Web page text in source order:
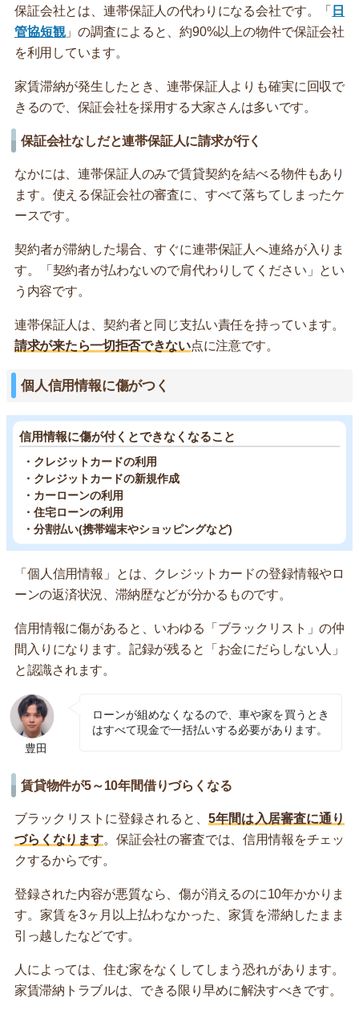
保証会社とは、連帯保証人の代わりになる会社です。「 日
管協短観」の調査によると、約90%以上の物件で保証会社
を利用しています。
家賃滞納が発生したとき、連帯保証人よりも確実に回収で
きるので、保証会社を採用する大家さんは多いです。
保証会社なしだと連帯保証人に請求が行く
なかには、連帯保証人のみで賃貸契約を結べる物件もあり
ます。使える保証会社の審査に、すべて落ちてしまったケ
ースです。
契約者が滞納した場合、すぐに連帯保証人へ連絡が入りま
す。「契約者が払わないので肩代わりしてください」とい
う内容です。
連帯保証人は、契約者と同じ支払い責任を持っています。
請求が来たら一切拒否できない点に注意です。
個人信用情報に傷がつく
信用情報に傷が付くとできなくなること
・クレジットカードの利用
・クレジットカードの新規作成
・カーローンの利用
・住宅ローンの利用
・分割払い(携帯端末やショッピングなど)
「個人信用情報」とは、クレジットカードの登録情報やロ
ーンの返済状況、滞納歴などが分かるものです。
信用情報に傷があると、いわゆる「ブラックリスト」の仲
間入りになります。記録が残ると「お金にだらしない人」
と認識されます。
豊田
ローンが組めなくなるので、車や家を買うとき
はすべて現金で一括払いする必要があります。
賃貸物件が5～10年間借りづらくなる
ブラックリストに登録されると、 5年間は入居審査に通り
づらくなります。保証会社の審査では、信用情報をチェッ
クするからです。
登録された内容が悪質なら、傷が消えるのに10年かかりま
す。家賃を3ヶ月以上払わなかった、家賃を滞納したまま
引っ越したなどです。
人によっては、住む家をなくしてしまう恐れがあります。
家賃滞納トラブルは、できる限り早めに解決すべきです。